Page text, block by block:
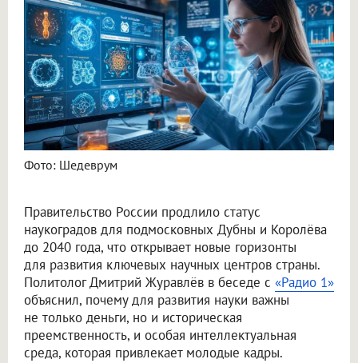
Фото: Шедеврум
Правительство России продлило статус
наукоградов для подмосковных Дубны и Королёва
до 2040 года, что открывает новые горизонты
для развития ключевых научных центров страны.
Политолог Дмитрий Журавлёв в беседе с «Радио 1»
объяснил, почему для развития науки важны
не только деньги, но и историческая
преемственность, и особая интеллектуальная
среда, которая привлекает молодые кадры.